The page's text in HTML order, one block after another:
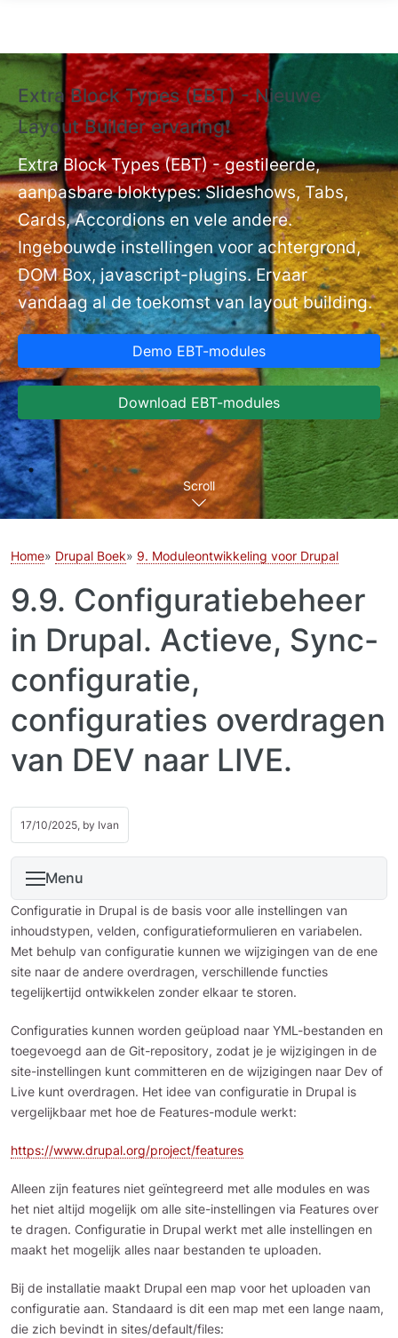
Extra Block Types (EBT) - Nieuwe
Layout Builder ervaring❗
Extra Block Types (EBT) - gestileerde,
aanpasbare bloktypes: Slideshows, Tabs,
Cards, Accordions en vele andere.
Ingebouwde instellingen voor achtergrond,
DOM Box, javascript-plugins. Ervaar
vandaag al de toekomst van layout building.
Demo EBT-modules
Download EBT-modules
Scroll
Home Drupal Boek 9. Moduleontwikkeling voor Drupal
9.9. Configuratiebeheer
in Drupal. Actieve, Sync-
configuratie,
configuraties overdragen
van DEV naar LIVE.
17/10/2025, by Ivan
Menu
Configuratie in Drupal is de basis voor alle instellingen van
inhoudstypen, velden, configuratieformulieren en variabelen.
Met behulp van configuratie kunnen we wijzigingen van de ene
site naar de andere overdragen, verschillende functies
tegelijkertijd ontwikkelen zonder elkaar te storen.
Configuraties kunnen worden geüpload naar YML-bestanden en
toegevoegd aan de Git-repository, zodat je je wijzigingen in de
site-instellingen kunt committeren en de wijzigingen naar Dev of
Live kunt overdragen. Het idee van configuratie in Drupal is
vergelijkbaar met hoe de Features-module werkt:
https://www.drupal.org/project/features
Alleen zijn features niet geïntegreerd met alle modules en was
het niet altijd mogelijk om alle site-instellingen via Features over
te dragen. Configuratie in Drupal werkt met alle instellingen en
maakt het mogelijk alles naar bestanden te uploaden.
Bij de installatie maakt Drupal een map voor het uploaden van
configuratie aan. Standaard is dit een map met een lange naam,
die zich bevindt in sites/default/files: